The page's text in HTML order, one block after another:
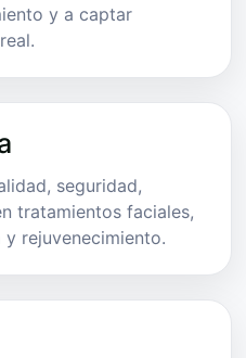
y a captar
seguridad,
tratamientos faciales,
rejuvenecimiento.